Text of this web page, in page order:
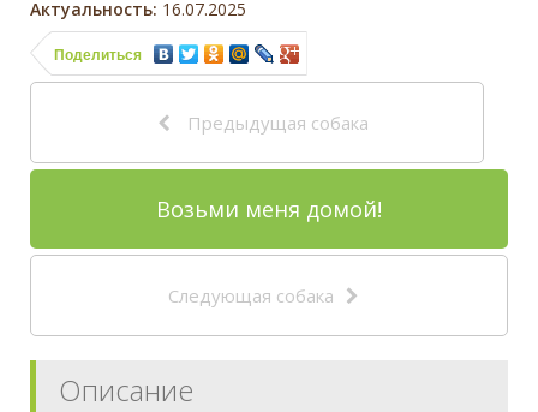
Актуальность: 16.07.2025
Поделиться
Предыдущая собака
Возьми меня домой!
Следующая собака
Описание